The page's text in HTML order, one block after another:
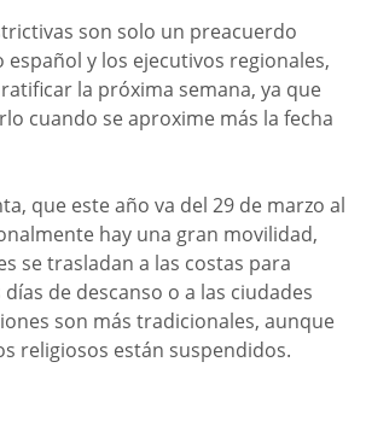
son solo un preacuerdo
y los ejecutivos regionales,
la próxima semana, ya que
cuando se aproxime más la fecha
que este año va del 29 de marzo al
hay una gran movilidad,
se trasladan a las costas para
de descanso o a las ciudades
son más tradicionales, aunque
religiosos están suspendidos.